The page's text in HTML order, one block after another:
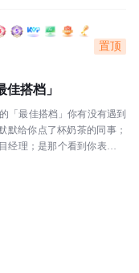
置顶
搭档」
「最佳搭档」你有没有遇到
给你点了杯奶茶的同事；
经理；是那个看到你表格里
和...